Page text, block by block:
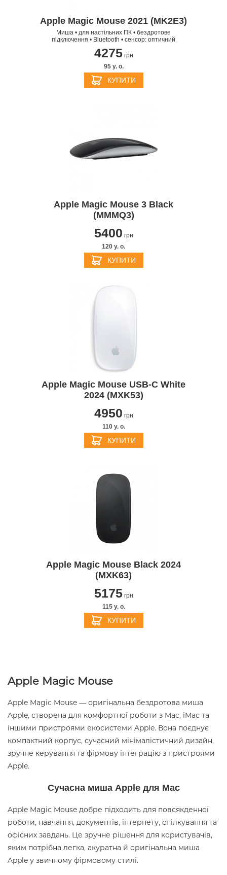
Apple Magic Mouse 2021 (MK2E3)
Миша • для настільних ПК • бездротове
підключення • Bluetooth • сенсор: оптичний
4275грн
95 y. о.
КУПИТИ
Apple Magic Mouse 3 Black
(MMMQ3)
5400 грн
120 y. о.
КУПИТИ
Apple Magic Mouse USB‑C White
2024 (MXK53)
4950 грн
110 y. о.
КУПИТИ
Apple Magic Mouse Black 2024
(MXK63)
5175грн
115 y. о.
КУПИТИ
Apple Magic Mouse
Apple Magic Mouse — оригінальна бездротова миша
Apple, створена для комфортної роботи з Mac, iMac та
іншими пристроями екосистеми Apple. Вона поєднує
компактний корпус, сучасний мінімалістичний дизайн,
зручне керування та фірмову інтеграцію з пристроями
Apple.
Сучасна миша Apple для Mac
Apple Magic Mouse добре підходить для повсякденної
роботи, навчання, документів, інтернету, спілкування та
офісних завдань. Це зручне рішення для користувачів,
яким потрібна легка, акуратна й оригінальна миша
Apple у звичному фірмовому стилі.